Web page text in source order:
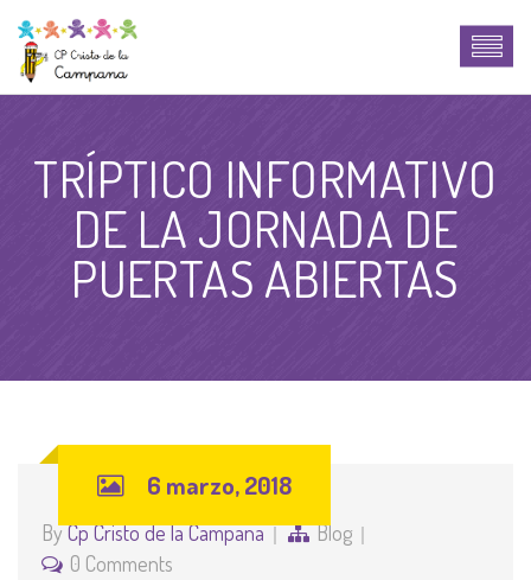
TRÍPTICO INFORMATIVO
DE LA JORNADA DE
PUERTAS ABIERTAS
6 marzo, 2018
ByCp Cristo de la Campana
Blog
0 Comments